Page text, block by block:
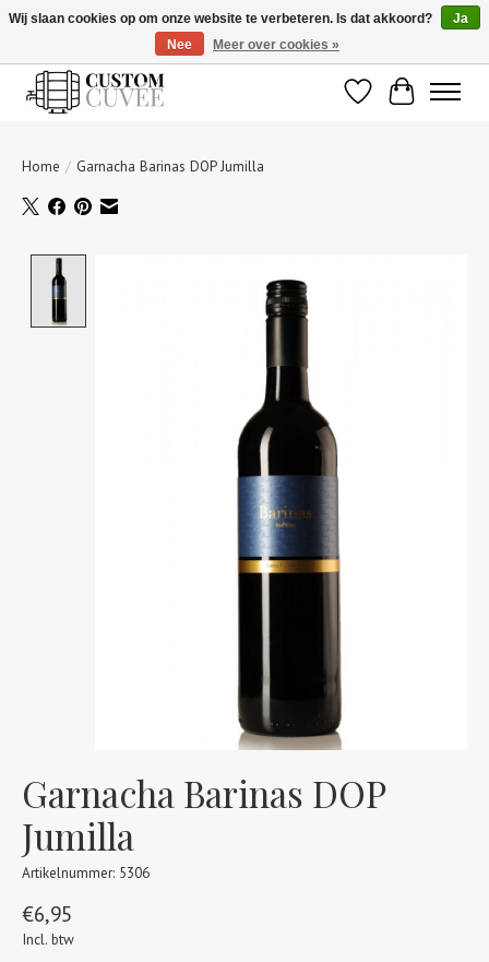
De beste wijnen gepersonaliseerd voor u!
Verlanglijst
Home / Garnacha Barinas DOP Jumilla
Garnacha Barinas DOP
Jumilla
Artikelnummer: 5306
€6,95
Incl. btw
Wij slaan cookies op om onze website te verbeteren. Is dat akkoord?
Ja
Nee
Meer over cookies »